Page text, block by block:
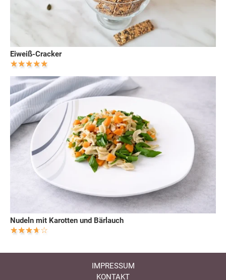
Eiweiß-Cracker
Nudeln mit Karotten und Bärlauch
IMPRESSUM
KONTAKT